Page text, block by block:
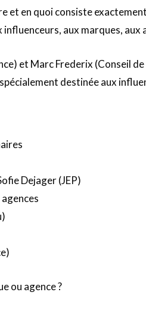
et en quoi consiste
aux marques, aux
et Marc Frederix (Conseil
destinée aux
Dejager (JEP)
ou agence ?